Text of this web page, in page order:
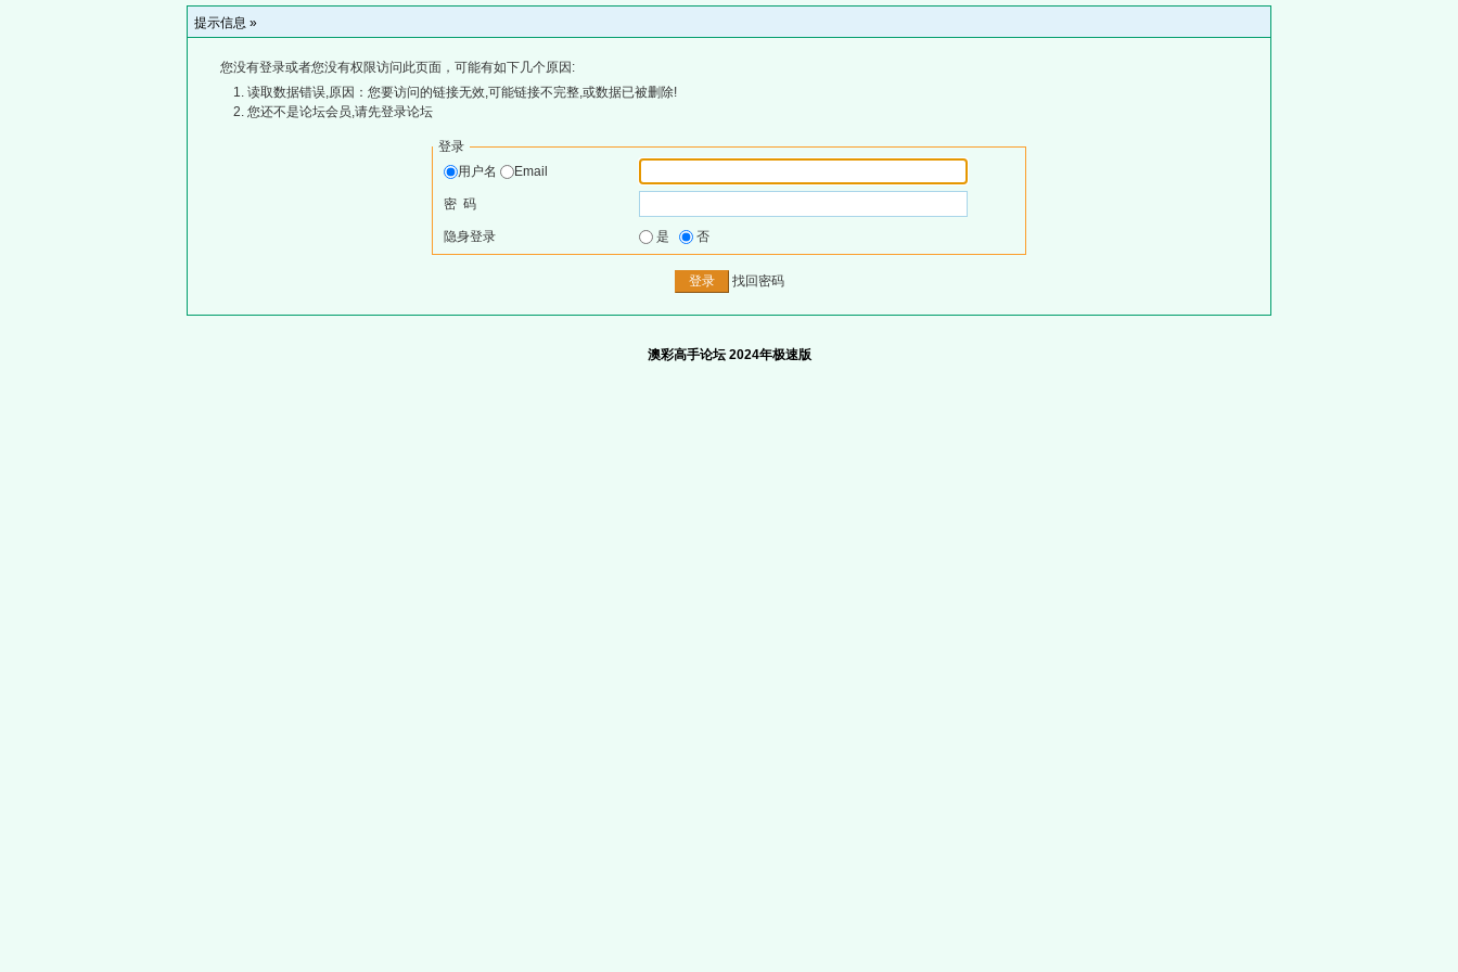
提示信息 »
您没有登录或者您没有权限访问此页面，可能有如下几个原因:
读取数据错误,原因：您要访问的链接无效,可能链接不完整,或数据已被删除!
您还不是论坛会员,请先登录论坛
登录
用户名
Email
密 码
隐身登录 是 否
找回密码
澳彩高手论坛 2024年极速版